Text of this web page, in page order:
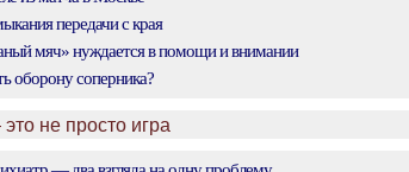
передачи с края
мяч» нуждается в помощи и внимании
оборону соперника?
не просто игра